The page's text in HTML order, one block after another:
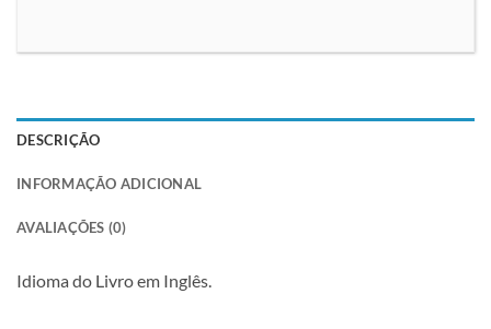
DESCRIÇÃO
INFORMAÇÃO ADICIONAL
AVALIAÇÕES (0)
Idioma do Livro em Inglês.